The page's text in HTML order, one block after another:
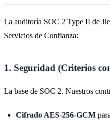
La auditoría SOC 2 Type II de
Servicios de Confianza:
1. Seguridad (Criterios
La base de SOC 2. Nuestros
Cifrado AES-256-GCM